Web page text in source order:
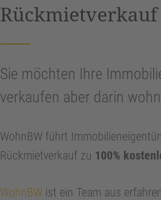
Sie möchten Ihre
verkaufen aber darin
WohnBW führt
Rückmietverkauf zu 100%
WohnBW ist ein Team aus